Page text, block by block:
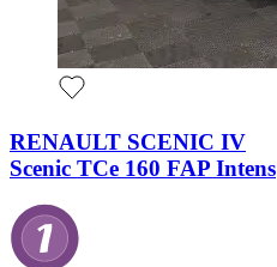
RENAULT SCENIC IV
Scenic TCe 160 FAP Intens